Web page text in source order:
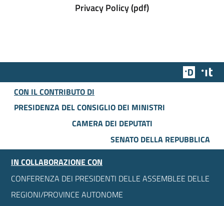
Privacy Policy (pdf)
Team
CON IL CONTRIBUTO DI
PRESIDENZA DEL CONSIGLIO DEI MINISTRI
CAMERA DEI DEPUTATI
SENATO DELLA REPUBBLICA
IN COLLABORAZIONE CON
CONFERENZA DEI PRESIDENTI DELLE ASSEMBLEE DELLE
REGIONI/PROVINCE AUTONOME